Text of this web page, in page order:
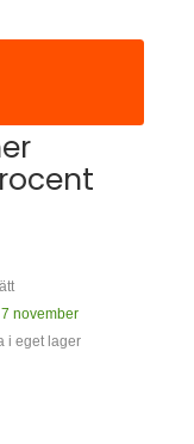
november
i eget lager